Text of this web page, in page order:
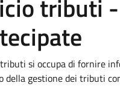
tributi -
tributi si occupa di fornire
della gestione dei tributi